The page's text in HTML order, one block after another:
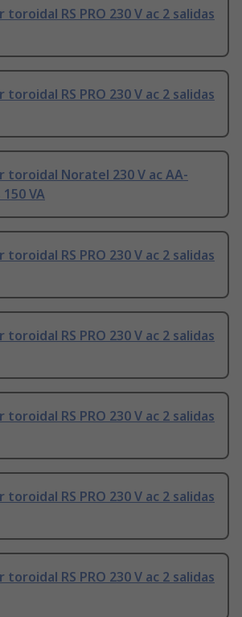
RS PRO 230 V ac 2 salidas
RS PRO 230 V ac 2 salidas
toroidal Noratel 230 V ac AA-
VA
RS PRO 230 V ac 2 salidas
RS PRO 230 V ac 2 salidas
RS PRO 230 V ac 2 salidas
RS PRO 230 V ac 2 salidas
RS PRO 230 V ac 2 salidas